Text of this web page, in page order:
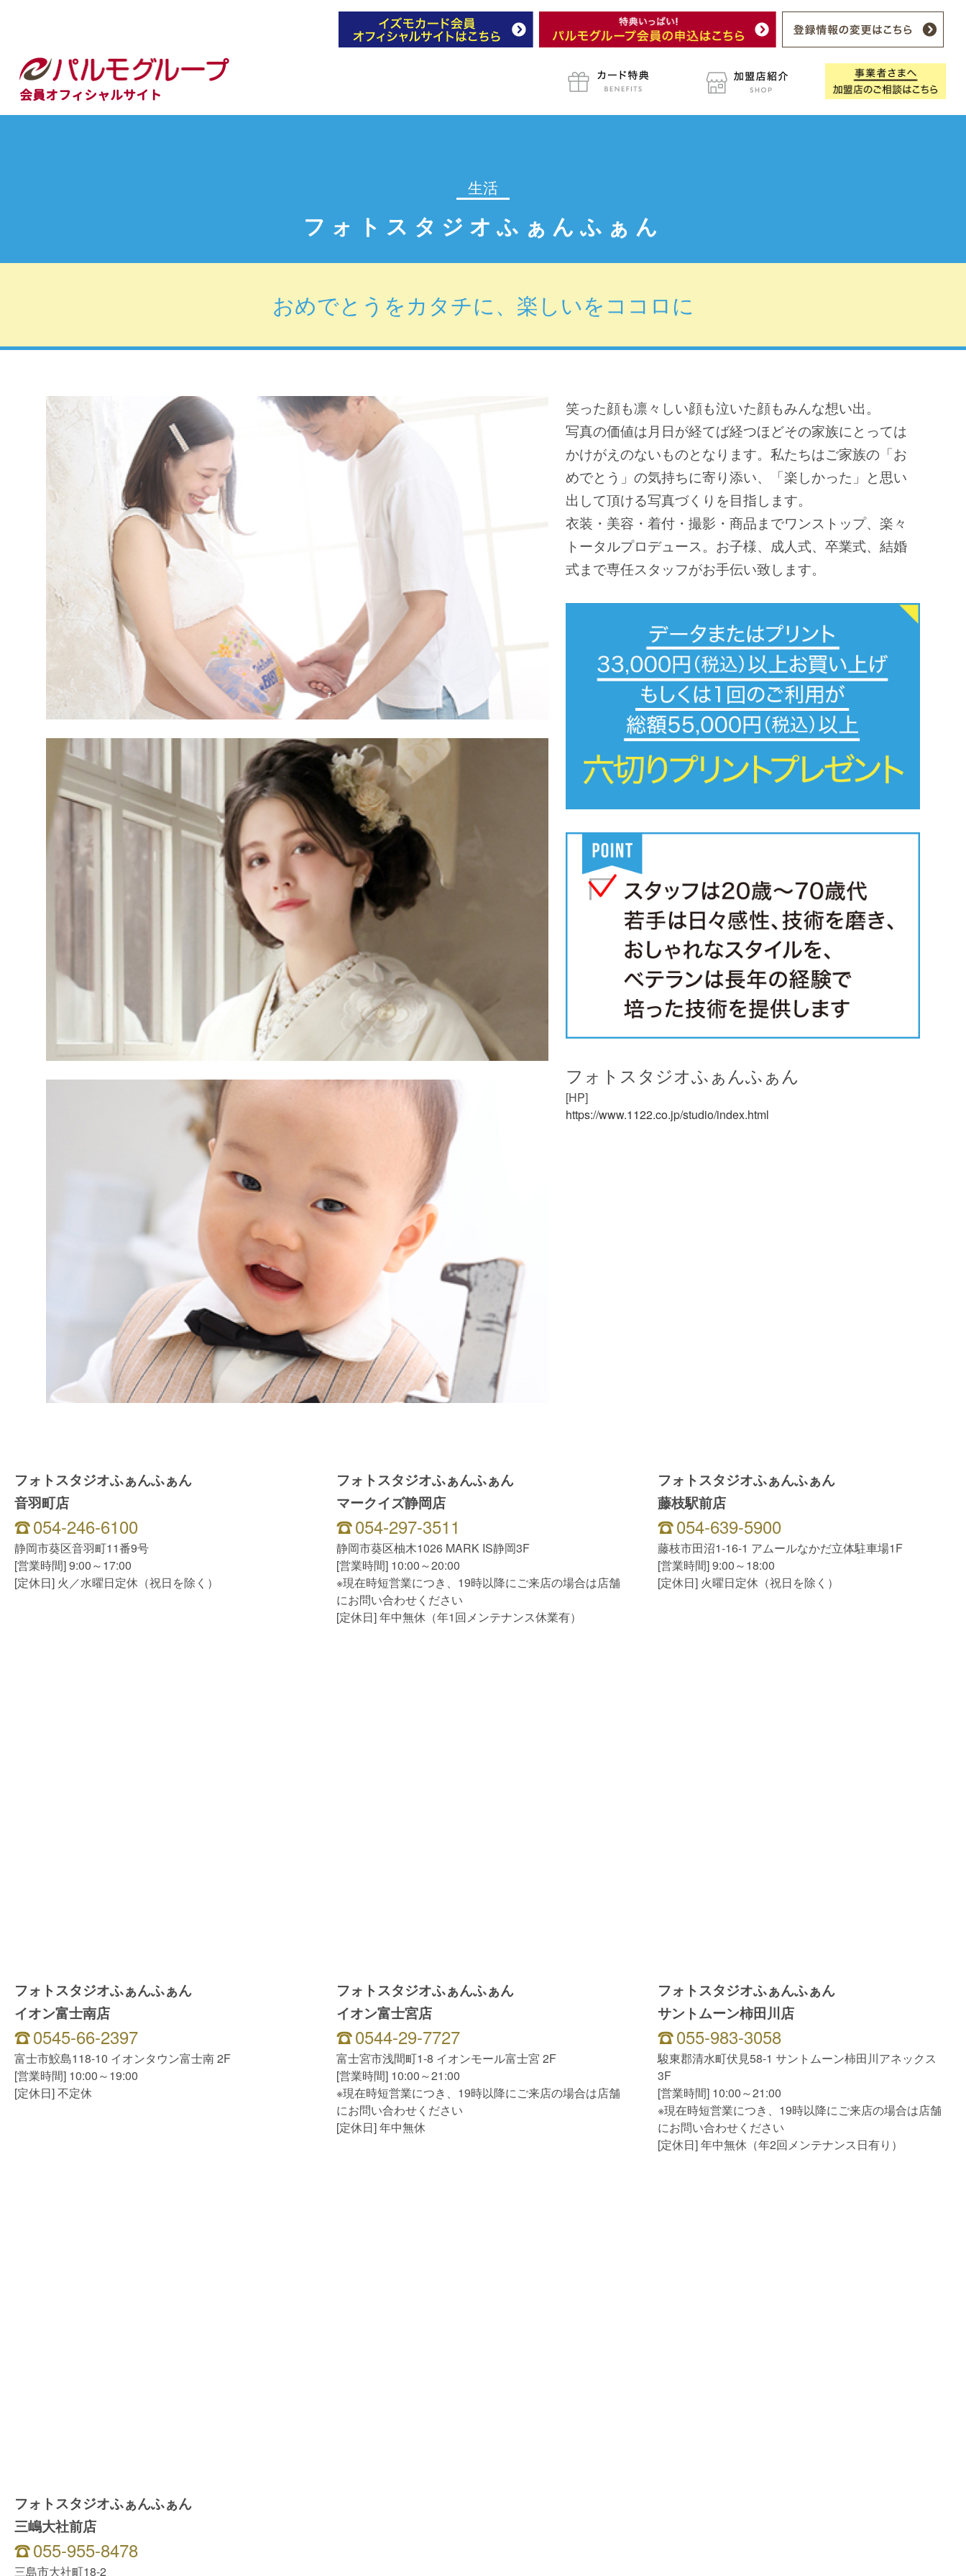
会員オフィシャルサイト
生活
フォトスタジオふぁんふぁん
おめでとうをカタチに、楽しいをココロに
笑った顔も凛々しい顔も泣いた顔もみんな想い出。
写真の価値は月日が経てば経つほどその家族にとっては
かけがえのないものとなります。私たちはご家族の「お
めでとう」の気持ちに寄り添い、「楽しかった」と思い
出して頂ける写真づくりを目指します。
衣装・美容・着付・撮影・商品までワンストップ、楽々
トータルプロデュース。お子様、成人式、卒業式、結婚
式まで専任スタッフがお手伝い致します。
フォトスタジオふぁんふぁん
[HP]
https://www.1122.co.jp/studio/index.html
フォトスタジオふぁんふぁん
音羽町店
054-246-6100
静岡市葵区音羽町11番9号
[営業時間] 9:00～17:00
[定休日] 火／水曜日定休（祝日を除く）
フォトスタジオふぁんふぁん
マークイズ静岡店
054-297-3511
静岡市葵区柚木1026 MARK IS静岡3F
[営業時間] 10:00～20:00
※現在時短営業につき、19時以降にご来店の場合は店舗
にお問い合わせください
[定休日] 年中無休（年1回メンテナンス休業有）
フォトスタジオふぁんふぁん
藤枝駅前店
054-639-5900
藤枝市田沼1-16-1 アムールなかだ立体駐車場1F
[営業時間] 9:00～18:00
[定休日] 火曜日定休（祝日を除く）
フォトスタジオふぁんふぁん
イオン富士南店
0545-66-2397
富士市鮫島118-10 イオンタウン富士南 2F
[営業時間] 10:00～19:00
[定休日] 不定休
フォトスタジオふぁんふぁん
イオン富士宮店
0544-29-7727
富士宮市浅間町1-8 イオンモール富士宮 2F
[営業時間] 10:00～21:00
※現在時短営業につき、19時以降にご来店の場合は店舗
にお問い合わせください
[定休日] 年中無休
フォトスタジオふぁんふぁん
サントムーン柿田川店
055-983-3058
駿東郡清水町伏見58-1 サントムーン柿田川アネックス
3F
[営業時間] 10:00～21:00
※現在時短営業につき、19時以降にご来店の場合は店舗
にお問い合わせください
[定休日] 年中無休（年2回メンテナンス日有り）
フォトスタジオふぁんふぁん
三嶋大社前店
055-955-8478
三島市大社町18-2